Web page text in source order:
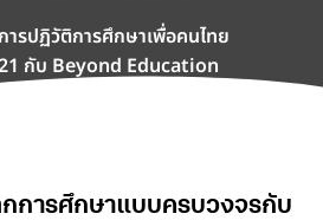
รปฏิวัติการศึกษาเพื่อคนไทย
กับ Beyond Education
นแสดงนวัตกรรมการศึกษา
กการศึกษาแบบครบวงจรกับ